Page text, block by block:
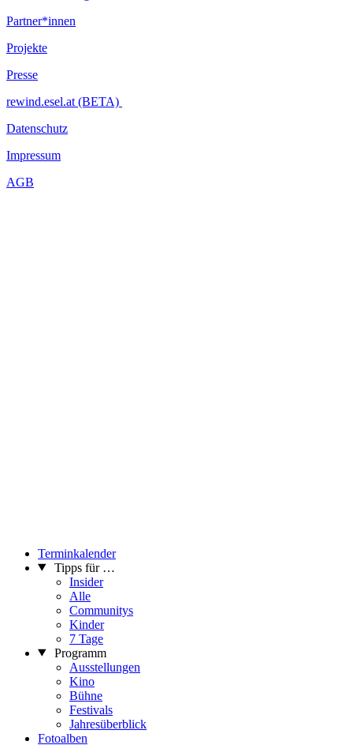
Partner*innen
Projekte
Presse
rewind.esel.at (BETA)
Datenschutz
Impressum
AGB
Terminkalender
Tipps für …
Insider
Alle
Communitys
Kinder
7 Tage
Programm
Ausstellungen
Kino
Bühne
Festivals
Jahresüberblick
Fotoalben